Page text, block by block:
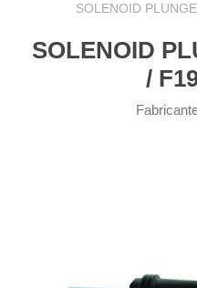
SOLENOID
SOLENOID
/